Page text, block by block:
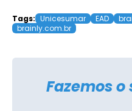
Tags: Unicesumar EAD
brainly.com.br
Fazemos